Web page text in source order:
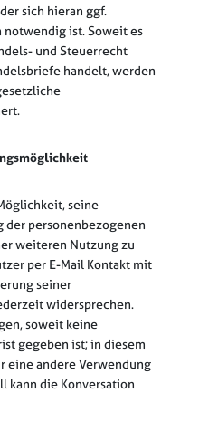
sich hieran ggf.
ist. Soweit es
und Steuerrecht
handelt, werden
seine
personenbezogenen
weiteren Nutzung zu
per E-Mail Kontakt mit
seiner
widersprechen.
soweit keine
gegeben ist; in diesem
eine andere Verwendung
kann die Konversation